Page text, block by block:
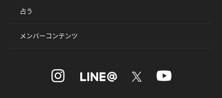
占う
メンバーコンテンツ